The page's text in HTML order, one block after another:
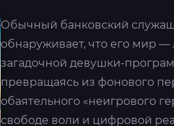
Обычный банковский
обнаруживает, что его мир
загадочной девушки-
превращаясь из фонового
обаятельного «неигрового
свободе воли и цифровой